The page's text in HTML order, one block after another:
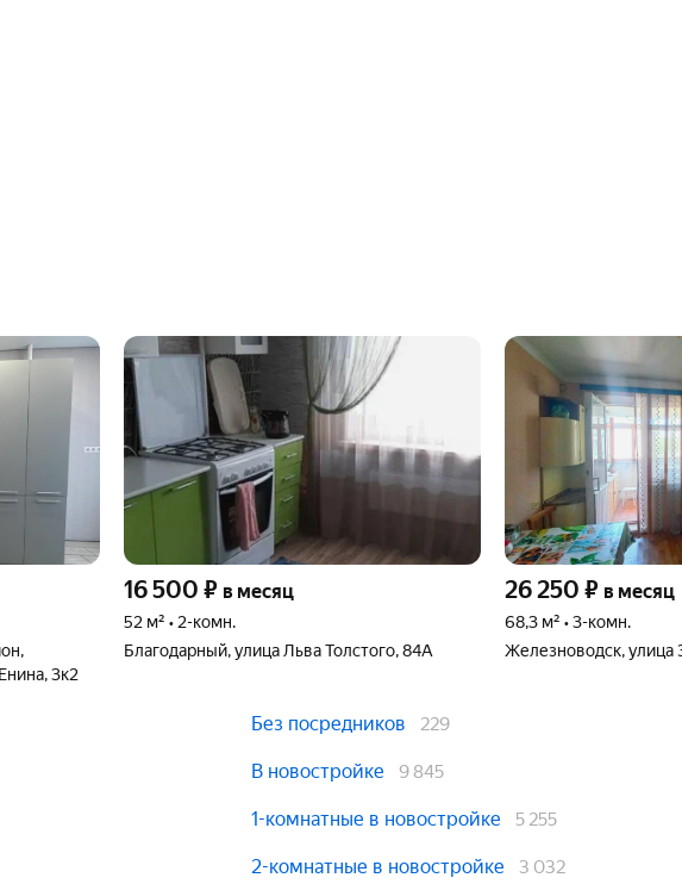
3к2
16 500 ₽ в месяц
52 м² • 2-комн.
Благодарный, улица Льва Толстого, 84А
26 250 ₽ в месяц
68,3 м² • 3-комн.
Железноводск, улица
Без посредников 229
В новостройке 9 845
1-комнатные в новостройке 5 255
2-комнатные в новостройке 3 032